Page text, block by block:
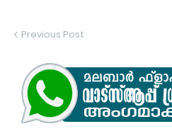
Previous Post